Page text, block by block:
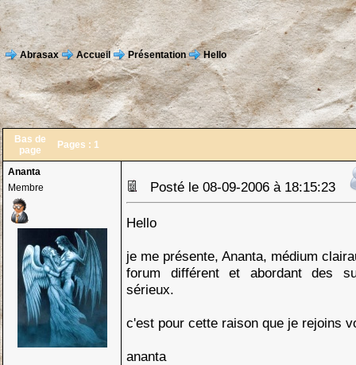
Abrasax Accueil Présentation Hello
Bas de
page
Pages : 1
Ananta
Membre
Posté le 08-09-2006 à 18:15:23
Hello
je me présente, Ananta, médium
forum différent et abordant des
sérieux.
c'est pour cette raison que je rejoins
ananta